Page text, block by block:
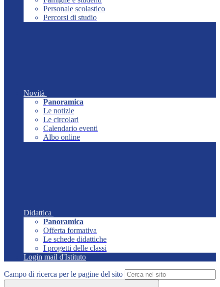
Personale scolastico
Percorsi di studio
Novità
Panoramica
Le notizie
Le circolari
Calendario eventi
Albo online
Didattica
Panoramica
Offerta formativa
Le schede didattiche
I progetti delle classi
Login mail d'Istituto
Campo di ricerca per le pagine del sito